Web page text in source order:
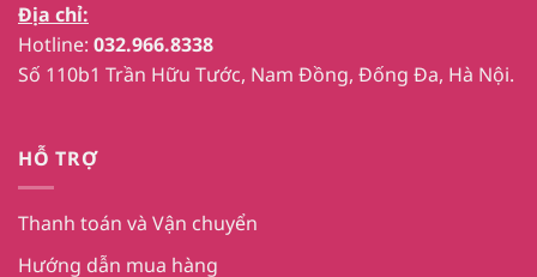
Địa chỉ:
Hotline: 032.966.8338
Số 110b1 Trần Hữu Tước, Nam Đồng, Đống Đa, Hà Nội.
HỖ TRỢ
Thanh toán và Vận chuyển
Hướng dẫn mua hàng